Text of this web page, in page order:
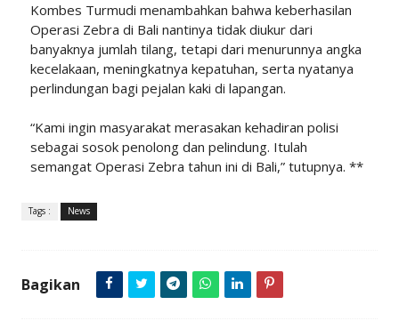
Kombes Turmudi menambahkan bahwa keberhasilan
Operasi Zebra di Bali nantinya tidak diukur dari
banyaknya jumlah tilang, tetapi dari menurunnya angka
kecelakaan, meningkatnya kepatuhan, serta nyatanya
perlindungan bagi pejalan kaki di lapangan.
“Kami ingin masyarakat merasakan kehadiran polisi
sebagai sosok penolong dan pelindung. Itulah
semangat Operasi Zebra tahun ini di Bali,” tutupnya. **
Tags : News
Bagikan